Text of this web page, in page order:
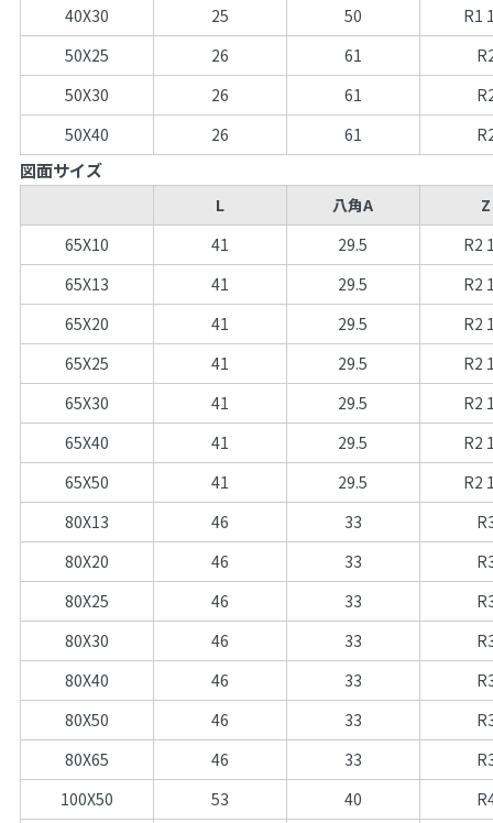
40X30
25 50
R1
50X25
26 61
50X30
26 61
50X40
26 61
図面サイズ
L 八角A
Z
65X10
41 29.5
R2
65X13
41 29.5
R2
65X20
41 29.5
R2
65X25
41 29.5
R2
65X30
41 29.5
R2
65X40
41 29.5
R2
65X50
41 29.5
R2
80X13
46 33
80X20
46 33
80X25
46 33
80X30
46 33
80X40
46 33
80X50
46 33
80X65
46 33
100X50
53 40